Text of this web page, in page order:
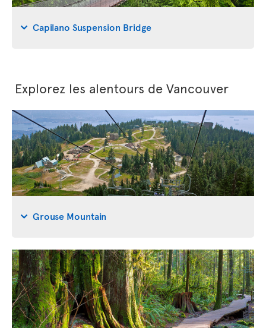
Capilano Suspension Bridge
Explorez les alentours de Vancouver
Grouse Mountain